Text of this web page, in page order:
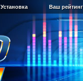
Установка Ваш